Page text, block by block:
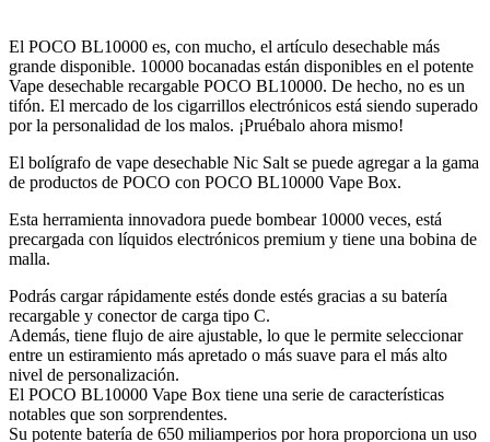
El POCO BL10000 es, con mucho, el artículo desechable más
grande disponible. 10000 bocanadas están disponibles en el potente
Vape desechable recargable POCO BL10000. De hecho, no es un
tifón. El mercado de los cigarrillos electrónicos está siendo superado
por la personalidad de los malos. ¡Pruébalo ahora mismo!
El bolígrafo de vape desechable Nic Salt se puede agregar a la gama
de productos de POCO con POCO BL10000 Vape Box.
Esta herramienta innovadora puede bombear 10000 veces, está
precargada con líquidos electrónicos premium y tiene una bobina de
malla.
Podrás cargar rápidamente estés donde estés gracias a su batería
recargable y conector de carga tipo C.
Además, tiene flujo de aire ajustable, lo que le permite seleccionar
entre un estiramiento más apretado o más suave para el más alto
nivel de personalización.
El POCO BL10000 Vape Box tiene una serie de características
notables que son sorprendentes.
Su potente batería de 650 miliamperios por hora proporciona un uso